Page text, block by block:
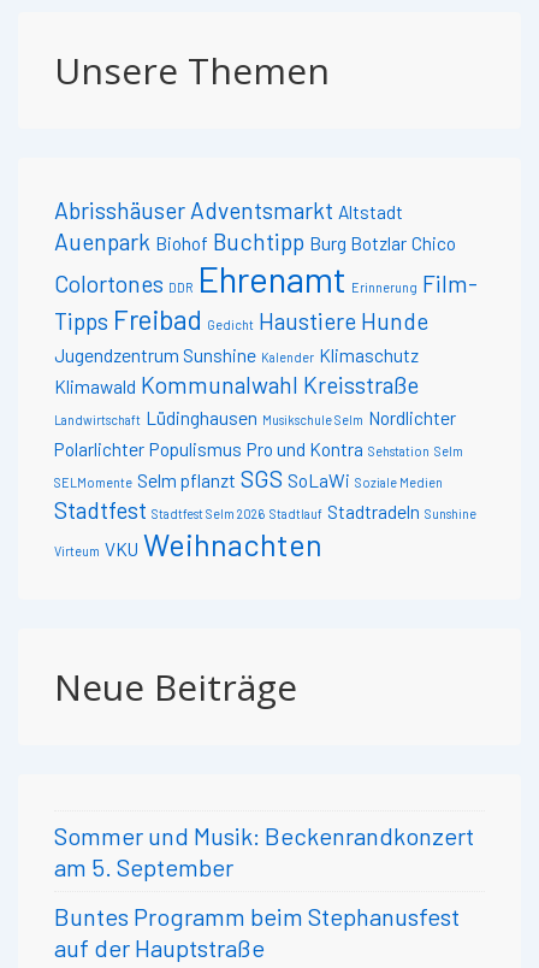
Unsere Themen
Abrisshäuser Adventsmarkt Altstadt
Auenpark Biohof Buchtipp Burg Botzlar Chico
Colortones DDR Ehrenamt Erinnerung Film-
Tipps Freibad Gedicht Haustiere Hunde
Jugendzentrum Sunshine Kalender Klimaschutz
Klimawald Kommunalwahl Kreisstraße
Landwirtschaft Lüdinghausen Musikschule Selm Nordlichter
Polarlichter Populismus Pro und Kontra Sehstation Selm
SELMomente Selm pflanzt SGS SoLaWi Soziale Medien
Stadtfest Stadtfest Selm 2026 Stadtlauf Stadtradeln Sunshine
Virteum VKU Weihnachten
Neue Beiträge
Sommer und Musik: Beckenrandkonzert
am 5. September
Buntes Programm beim Stephanusfest
auf der Hauptstraße